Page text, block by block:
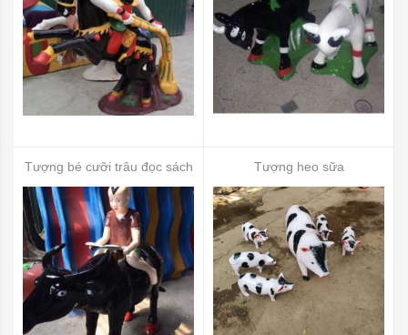
Tượng bé cưỡi trâu đọc sách Tượng heo sữa